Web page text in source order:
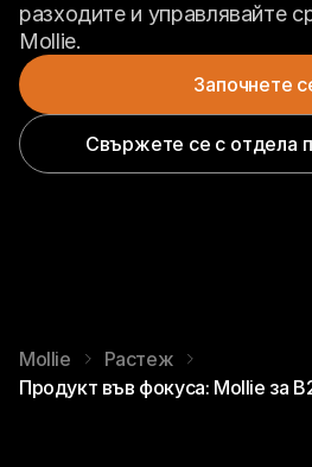
разходите и управлявайте
Mollie.
Започнете
Свържете се с отдела
Mollie
Растеж
Продукт във фокуса: Mollie за